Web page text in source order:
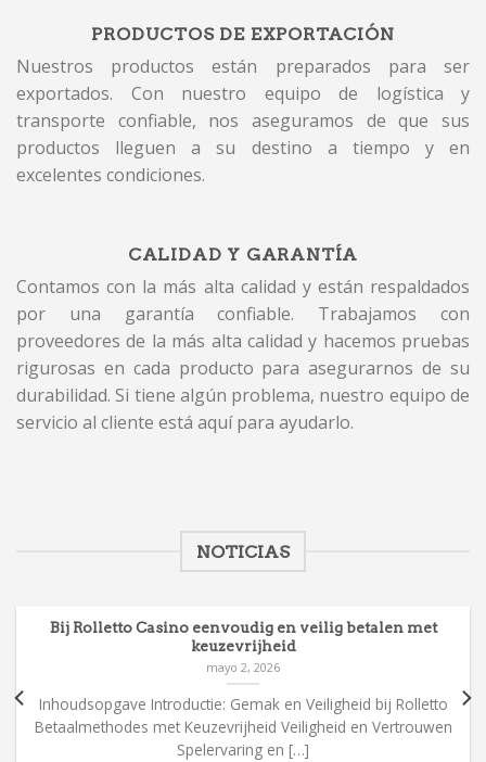
PRODUCTOS DE EXPORTACIÓN
Nuestros productos están preparados para ser
exportados. Con nuestro equipo de logística y
transporte confiable, nos aseguramos de que sus
productos lleguen a su destino a tiempo y en
excelentes condiciones.
CALIDAD Y GARANTÍA
Contamos con la más alta calidad y están respaldados
por una garantía confiable. Trabajamos con
proveedores de la más alta calidad y hacemos pruebas
rigurosas en cada producto para asegurarnos de su
durabilidad. Si tiene algún problema, nuestro equipo de
servicio al cliente está aquí para ayudarlo.
NOTICIAS
Bij Rolletto Casino eenvoudig en veilig betalen met
keuzevrijheid
mayo 2, 2026
Inhoudsopgave Introductie: Gemak en Veiligheid bij Rolletto
Betaalmethodes met Keuzevrijheid Veiligheid en Vertrouwen
Spelervaring en […]